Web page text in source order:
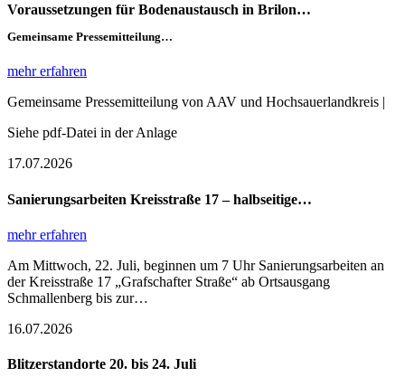
Voraussetzungen für Bodenaustausch in Brilon…
Gemeinsame Pressemitteilung…
mehr erfahren
Gemeinsame Pressemitteilung von AAV und Hochsauerlandkreis |
Siehe pdf-Datei in der Anlage
17.07.2026
Sanierungsarbeiten Kreisstraße 17 – halbseitige…
mehr erfahren
Am Mittwoch, 22. Juli, beginnen um 7 Uhr Sanierungsarbeiten an
der Kreisstraße 17 „Grafschafter Straße“ ab Ortsausgang
Schmallenberg bis zur…
16.07.2026
Blitzerstandorte 20. bis 24. Juli